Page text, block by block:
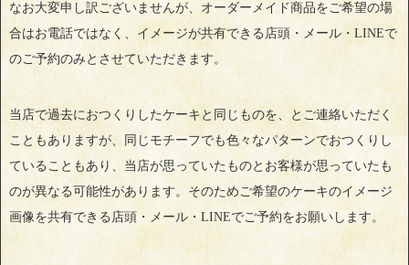
なお大変申し訳ございませんが、オーダーメイド商品をご希望の場
合はお電話ではなく、イメージが共有できる店頭・メール・LINEで
のご予約のみとさせていただきます。
当店で過去におつくりしたケーキと同じものを、とご連絡いただく
こともありますが、同じモチーフでも色々なパターンでおつくりし
ていることもあり、当店が思っていたものとお客様が思っていたも
のが異なる可能性があります。そのためご希望のケーキのイメージ
画像を共有できる店頭・メール・LINEでご予約をお願いします。